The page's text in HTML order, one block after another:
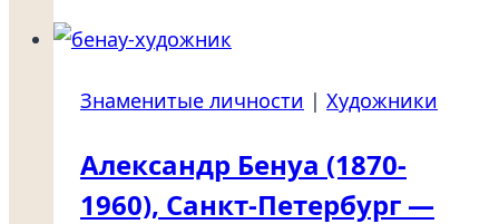
19-
Часть
Знаменитые личности | Художники
Александр Бенуа (1870-
1960), Санкт-Петербург —